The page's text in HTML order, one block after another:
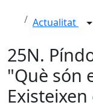
Actualitat
25N.
"Què són